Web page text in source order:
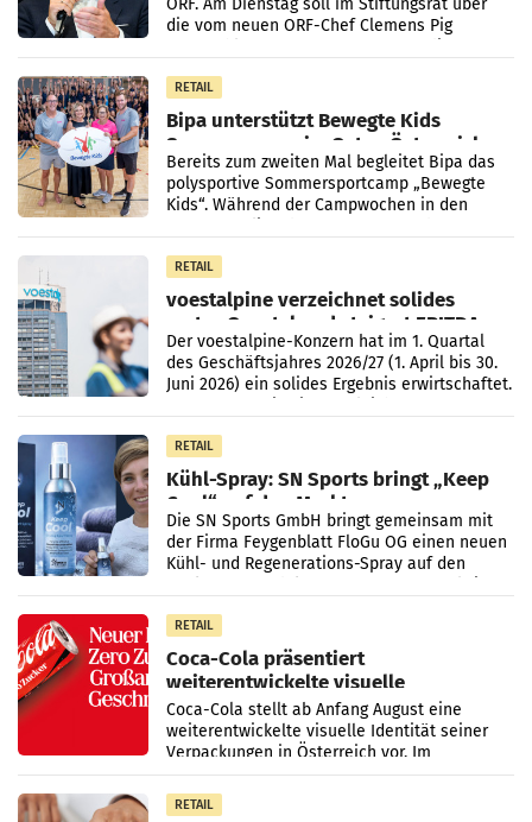
die vom neuen ORF-Chef Clemens Pig
RETAIL
Bipa unterstützt Bewegte Kids
Sommercamps im Osten Österreichs
Bereits zum zweiten Mal begleitet Bipa das
polysportive Sommersportcamp „Bewegte
Kids“. Während der Campwochen in den
RETAIL
voestalpine verzeichnet solides
erstes Quartal und steigert EBITDA
Der voestalpine-Konzern hat im 1. Quartal
des Geschäftsjahres 2026/27 (1. April bis 30.
Juni 2026) ein solides Ergebnis erwirtschaftet.
RETAIL
Kühl-Spray: SN Sports bringt „Keep
Cool“ auf den Markt
Die SN Sports GmbH bringt gemeinsam mit
der Firma Feygenblatt FloGu OG einen neuen
Kühl- und Regenerations-Spray auf den
RETAIL
Coca-Cola präsentiert
weiterentwickelte visuelle
Markenidentität
Coca-Cola stellt ab Anfang August eine
weiterentwickelte visuelle Identität seiner
Verpackungen in Österreich vor. Im
Mittelpunkt des Redesigns stehen zentrale
Gestaltungselemente
RETAIL